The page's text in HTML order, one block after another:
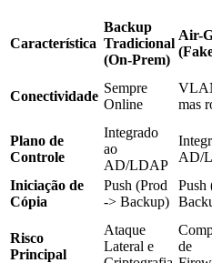
Característica
Backup
Tradicional
(On-Prem)
Air-
Conectividade
Sempre
Online
mas
Plano de
Controle
Integrado
ao
AD/LDAP
AD/
Iniciação de
Cópia
Push (Prod
-> Backup)
Push
Risco
Principal
Ataque
Lateral e
de